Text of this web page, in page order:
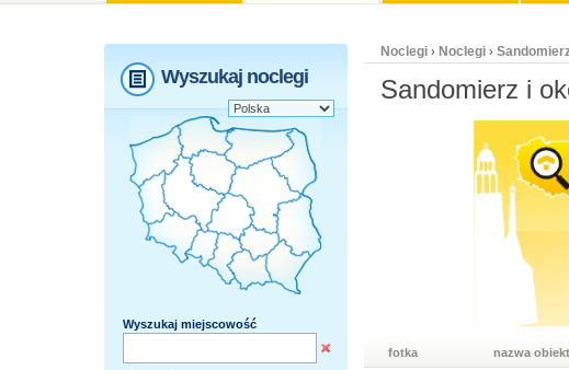
Wyszukaj noclegi
Wyszukaj miejscowość
Noclegi › Noclegi ›
Sandomierz i
fotka nazwa